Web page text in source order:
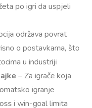
po igri da uspjeli
održava povrat
o postavkama, što
u industriji
– Za igrače koja
igranje
i win-goal limita